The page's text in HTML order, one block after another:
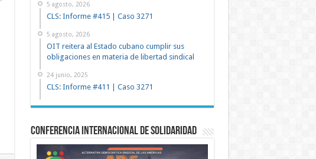
5 agosto, 2026
CLS: Informe #415 | Caso 3271
5 agosto, 2026
OIT reitera al Estado cubano cumplir sus
obligaciones en materia de libertad sindical
24 junio, 2025
CLS: Informe #411 | Caso 3271
Conferencia Internacional de Solidaridad